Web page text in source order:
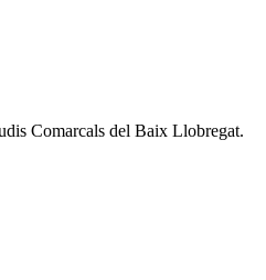
Comarcals del Baix Llobregat.